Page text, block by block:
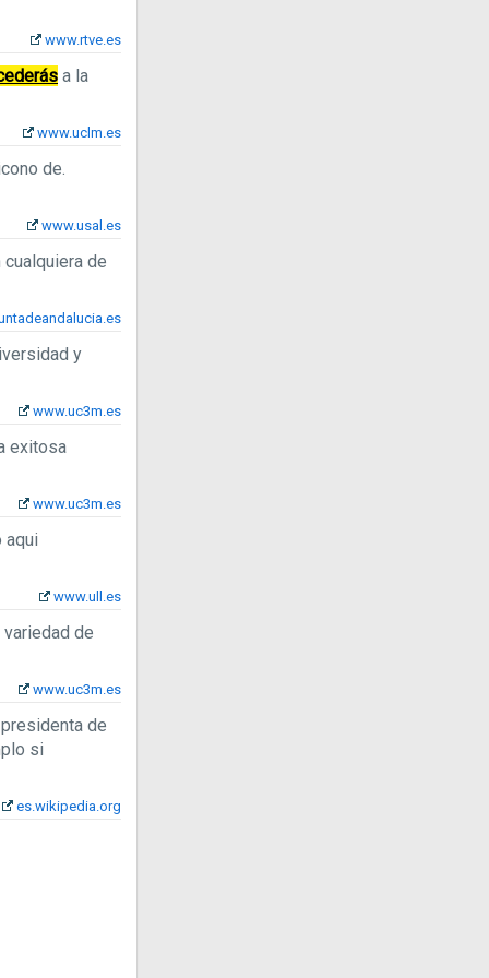
www.rtve.es
a la
www.uclm.es
de.
www.usal.es
de
y
www.uc3m.es
exitosa
www.uc3m.es
aqui
www.ull.es
variedad de
www.uc3m.es
de
si
es.wikipedia.org